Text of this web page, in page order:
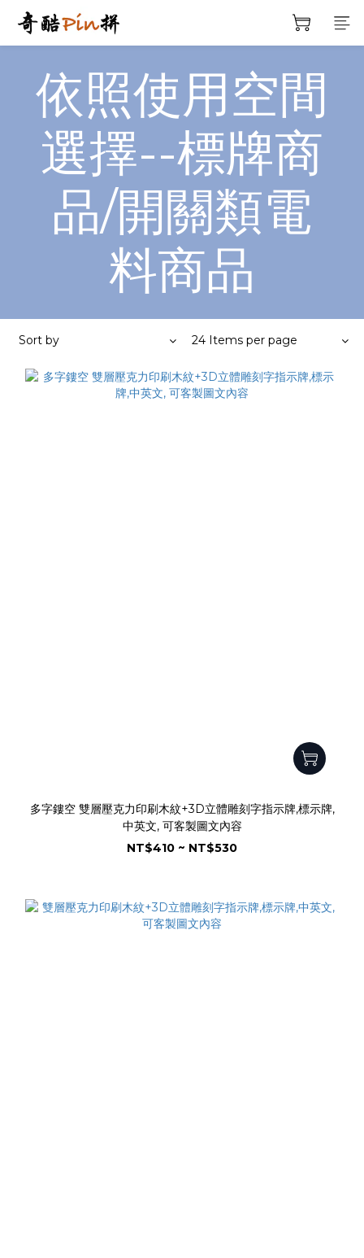
依照使用空間
選擇--標牌商
品/開關類電
料商品
Sort by 24 Items per page
多字鏤空 雙層壓克力印刷木紋+3D立體雕刻字指示牌,標示牌,
中英文, 可客製圖文內容
NT$410 ~ NT$530